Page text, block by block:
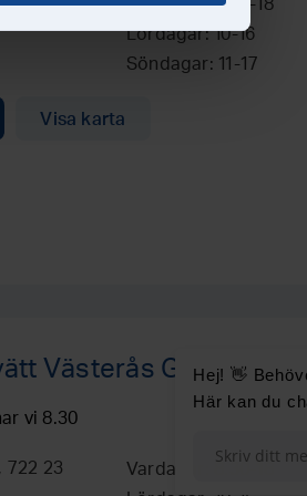
Lördagar: 10-16
Söndagar: 11-17
Visa karta
Västerås Gryta
vi 8.30
722 23
Vardagar: 8.30-18
Hej! 👋
Här kan du